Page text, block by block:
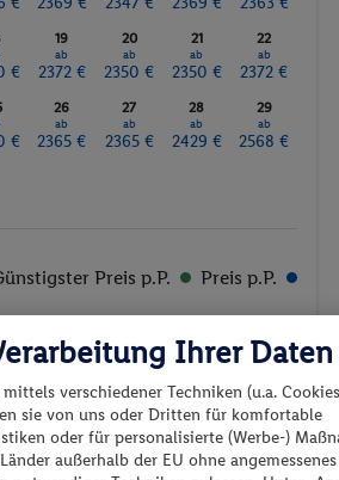
€
19
ab
2372 €
20
ab
2350 €
21
ab
2350 €
22
ab
2372 €
€
26
ab
2365 €
27
ab
2365 €
28
ab
2429 €
29
ab
2568 €
Preis p.P. Preis p.P.
Ihrer Daten
verschiedener Techniken (u.a.
sie von uns oder Dritten für komfortable
oder für personalisierte (Werbe-)
außerhalb der EU ohne